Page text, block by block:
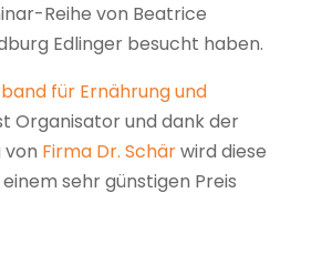
Reihe von Beatrice
Edlinger besucht haben.
für Ernährung und
Organisator und dank der
von Firma Dr. Schärwird diese
sehr günstigen Preis